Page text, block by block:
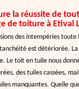
la réussite de
de toiture à Etival
des intempéries toute
est détériorée.
Le toit en tuile nous
des tuiles cassées,
manquantes. Quelle